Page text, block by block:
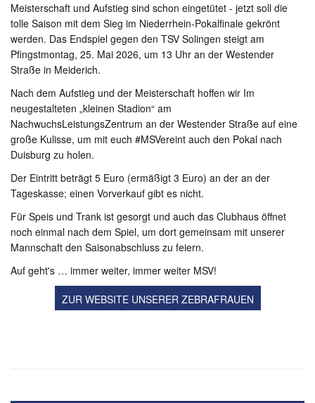
Meisterschaft und Aufstieg sind schon eingetütet - jetzt soll die
tolle Saison mit dem Sieg im Niederrhein-Pokalfinale gekrönt
werden. Das Endspiel gegen den TSV Solingen steigt am
Pfingstmontag, 25. Mai 2026, um 13 Uhr an der Westender
Straße in Meiderich.
Nach dem Aufstieg und der Meisterschaft hoffen wir Im
neugestalteten „kleinen Stadion“ am
NachwuchsLeistungsZentrum an der Westender Straße auf eine
große Kulisse, um mit euch #MSVereint auch den Pokal nach
Duisburg zu holen.
Der Eintritt beträgt 5 Euro (ermäßigt 3 Euro) an der an der
Tageskasse; einen Vorverkauf gibt es nicht.
Für Speis und Trank ist gesorgt und auch das Clubhaus öffnet
noch einmal nach dem Spiel, um dort gemeinsam mit unserer
Mannschaft den Saisonabschluss zu feiern.
Auf geht's … immer weiter, immer weiter MSV!
ZUR WEBSITE UNSERER ZEBRAFRAUEN